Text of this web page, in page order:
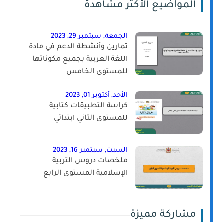
المواضيع الأكثر مشاهدة
الجمعة, سبتمبر 29, 2023
تمارين وأنشطة الدعم في مادة
اللغة العربية بجميع مكوناتها
للمستوى الخامس
الأحد, أكتوبر 01, 2023
كراسة التطبيقات كتابية
للمستوى الثاني ابتدائي
السبت, سبتمبر 16, 2023
ملخصات دروس التربية
الإسلامية المستوى الرابع
مشاركة مميزة